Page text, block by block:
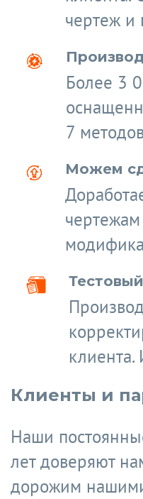
чертеж и
Более 3
7
Можем
Клиенты и
Наши
лет доверяют
дорожим